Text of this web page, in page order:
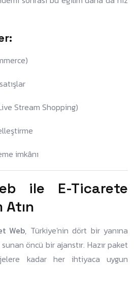
Stream Shopping)
imkânı
ile E-Ticarete
Atın
Web, Türkiye'nin dört bir yanına
öncü bir ajanstır. Hazır paket
kadar her ihtiyaca uygun